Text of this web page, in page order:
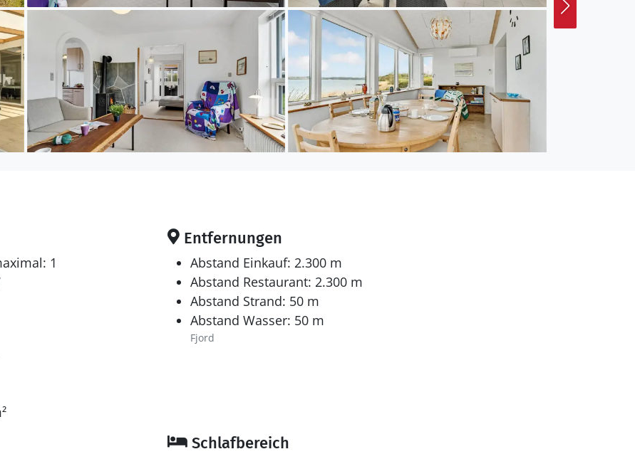
1
Entfernungen
Abstand Einkauf: 2.300 m
Abstand Restaurant: 2.300 m
Abstand Strand: 50 m
Abstand Wasser: 50 m
Fjord
Schlafbereich